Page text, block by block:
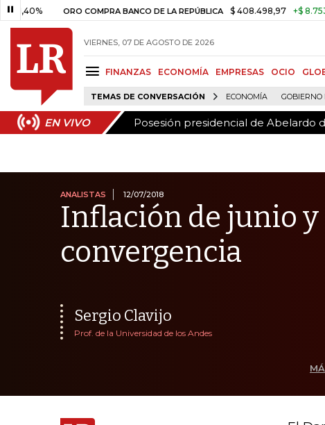
ORO COMPRA BANCO DE LA REPÚBLICA $ 408.498,97 +$ 8.753,81
VIERNES, 07 DE AGOSTO DE 2026
FINANZAS ECONOMÍA EMPRESAS OCIO
TEMAS DE CONVERSACIÓN ECONOMÍA
EN VIVO Posesión presidencial de Abelardo
EN VIVO Posesión presidencial de Abelardo
ANALISTAS 12/07/2018
Inflación de junio y
convergencia
Sergio Clavijo
Prof. de la Universidad de los Andes